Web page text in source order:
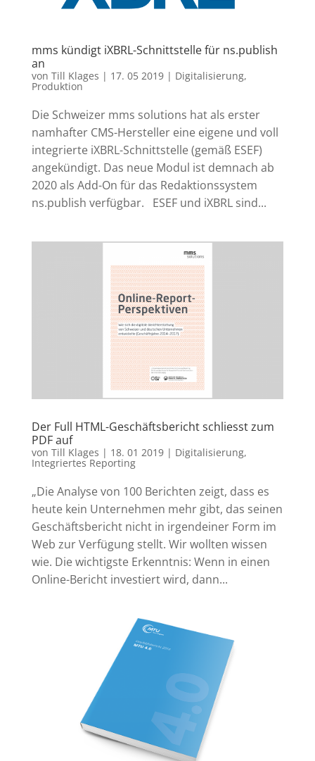
mms kündigt iXBRL-Schnittstelle für ns.publish
an
von Till Klages | 17. 05 2019| Digitalisierung,
Produktion
Die Schweizer mms solutions hat als erster
namhafter CMS-Hersteller eine eigene und voll
integrierte iXBRL-Schnittstelle (gemäß ESEF)
angekündigt. Das neue Modul ist demnach ab
2020 als Add-On für das Redaktionssystem
ns.publish verfügbar. ESEF und iXBRL sind...
Der Full HTML-Geschäftsbericht schliesst zum
PDF auf
von Till Klages | 18. 01 2019| Digitalisierung,
Integriertes Reporting
„Die Analyse von 100 Berichten zeigt, dass es
heute kein Unternehmen mehr gibt, das seinen
Geschäftsbericht nicht in irgendeiner Form im
Web zur Verfügung stellt. Wir wollten wissen
wie. Die wichtigste Erkenntnis: Wenn in einen
Online-Bericht investiert wird, dann...